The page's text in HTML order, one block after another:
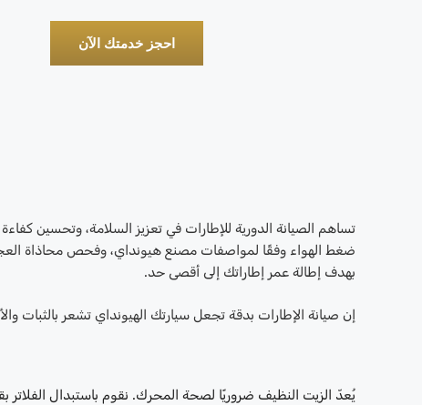
احجز خدمتك الآن
تساهم الصيانة الدورية للإطارات في تعزيز السلامة، وتحسين
ضغط الهواء وفقًا لمواصفات مصنع هيونداي، وفحص محاذاة
بهدف إطالة عمر إطاراتك إلى أقصى حد.
إن صيانة الإطارات بدقة تجعل سيارتك الهيونداي تشعر بالثبات
يُعدّ الزيت النظيف ضروريًا لصحة المحرك. نقوم باستبدال